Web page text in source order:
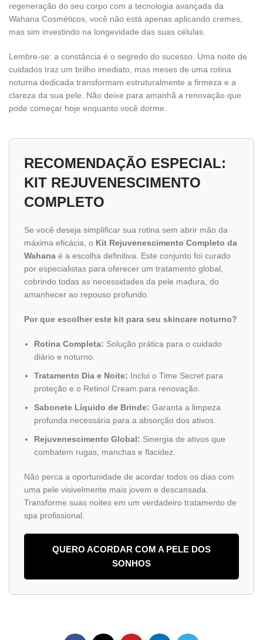
regeneração do seu corpo com a tecnologia avançada da
Wahana Cosméticos, você não está apenas aplicando cremes,
mas sim investindo na longevidade das suas células.
Lembre-se: a constância é o segredo do sucesso. Uma noite de
cuidados traz um brilho imediato, mas meses de uma rotina
noturna dedicada transformam estruturalmente a firmeza e a
clareza da sua pele. Não deixe para amanhã a renovação que
pode começar hoje enquanto você dorme.
RECOMENDAÇÃO ESPECIAL:
KIT REJUVENESCIMENTO
COMPLETO
Se você deseja simplificar sua rotina sem abrir mão da
máxima eficácia, o Kit Rejuvenescimento Completo da
Wahana é a escolha definitiva. Este conjunto foi curado
por especialistas para oferecer um tratamento global,
cobrindo todas as necessidades da pele madura, do
amanhecer ao repouso profundo.
Por que escolher este kit para seu skincare noturno?
Rotina Completa: Solução prática para o cuidado
diário e noturno.
Tratamento Dia e Noite: Inclui o Time Secret para
proteção e o Retinol Cream para renovação.
Sabonete Líquido de Brinde: Garanta a limpeza
profunda necessária para a absorção dos ativos.
Rejuvenescimento Global: Sinergia de ativos que
combatem rugas, manchas e flacidez.
Não perca a oportunidade de acordar todos os dias com
uma pele visivelmente mais jovem e descansada.
Transforme suas noites em um verdadeiro tratamento de
spa profissional.
QUERO ACORDAR COM A PELE DOS
SONHOS